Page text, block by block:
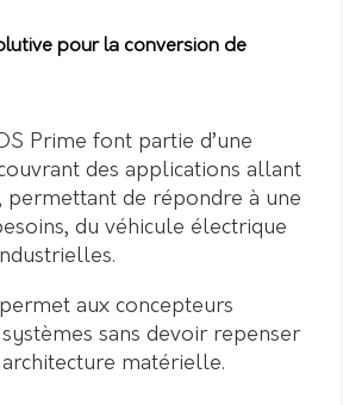
pour la conversion de
Prime font partie d’une
des applications allant
permettant de répondre à une
du véhicule électrique
aux concepteurs
sans devoir repenser
matérielle.